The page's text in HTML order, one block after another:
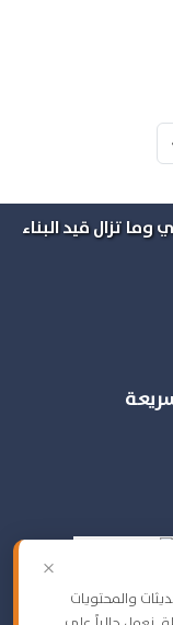
تزال قيد البناء
×
والمحتويات